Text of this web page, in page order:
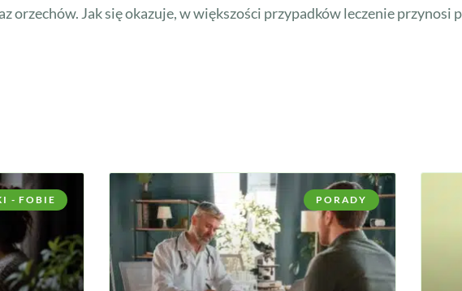
orzechów. Jak się okazuje, w większości przypadków leczenie przynosi
- FOBIE PORADY